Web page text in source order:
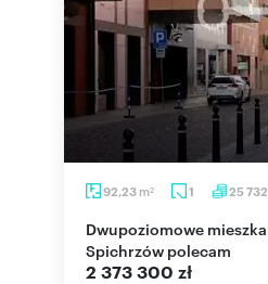
92,23 m2 1 25 732
Dwupoziomowe mieszkanie na Wyspie
Spichrzów polecam
2 373 300 zł